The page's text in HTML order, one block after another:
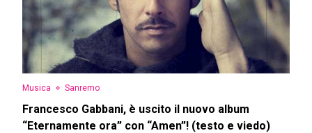
Musica Sanremo
Francesco Gabbani, è uscito il nuovo album
“Eternamente ora” con “Amen”! (testo e viedo)